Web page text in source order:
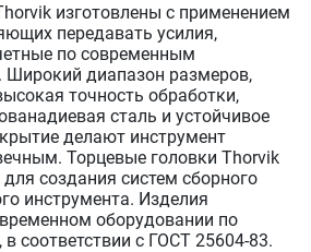
изготовлены с применением
передавать усилия,
по современным
Широкий диапазон размеров,
точность обработки,
сталь и устойчивое
делают инструмент
Торцевые головки Thorvik
создания систем сборного
инструмента. Изделия
оборудовании по
в соответствии с ГОСТ 25604-83.